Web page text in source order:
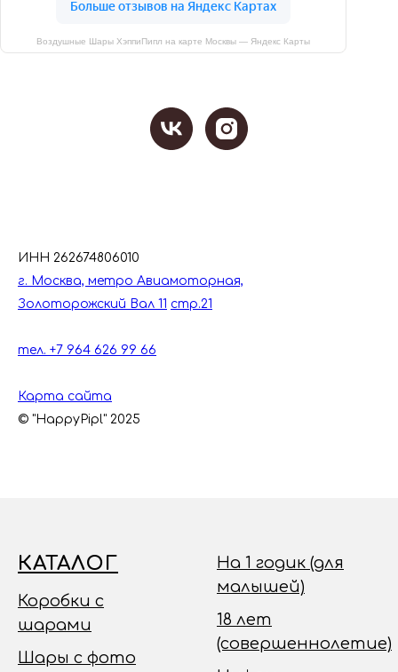
Воздушные Шары ХэппиПипл на карте Москвы — Яндекс Карты
ИНН 262674806010
г. Москва, метро Авиамоторная,
Золоторожский Вал 11 стр.21
тел. +7 964 626 99 66
Карта сайта
© "HappyPipl" 2025
КАТАЛОГ
Коробки с
шарами
Шары с фото
На 1 годик (для
малышей)
18 лет
(совершеннолетие)